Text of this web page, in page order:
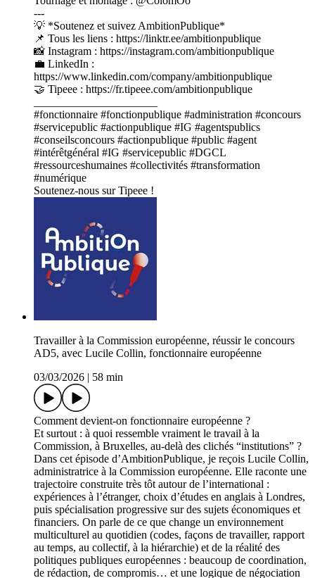
---
💡 *Soutenez et suivez AmbitionPublique*
📌 Tous les liens : https://linktr.ee/ambitionpublique
📸 Instagram : https://instagram.com/ambitionpublique
💼 LinkedIn :
https://www.linkedin.com/company/ambitionpublique
🤝 Tipeee : https://fr.tipeee.com/ambitionpublique
#fonctionnaire #fonctionpublique #administration #concours
#servicepublic #actionpublique #IG #agentspublics
#conseilsconcours #actionpublique #public #agent
#intérêtgénéral #IG #servicepublic #DGCL
#ressourceshumaines #collectivités #transformation
#numérique
Soutenez-nous sur Tipeee !
Travailler à la Commission européenne, réussir le concours
AD5, avec Lucile Collin, fonctionnaire européenne
03/03/2026
58 min
Comment devient-on fonctionnaire européenne ?
Et surtout : à quoi ressemble vraiment le travail à la
Commission, à Bruxelles, au-delà des clichés “institutions” ?
Dans cet épisode d’AmbitionPublique, je reçois Lucile Collin,
administratrice à la Commission européenne. Elle raconte une
trajectoire construite très tôt autour de l’international :
expériences à l’étranger, choix d’études en anglais à Londres,
puis spécialisation progressive sur des sujets économiques et
financiers. On parle de ce que change un environnement
multiculturel au quotidien (codes, façons de travailler, rapport
au temps, au collectif, à la hiérarchie) et de la réalité des
politiques publiques européennes : beaucoup de coordination,
de rédaction, de compromis… et une logique de négociation